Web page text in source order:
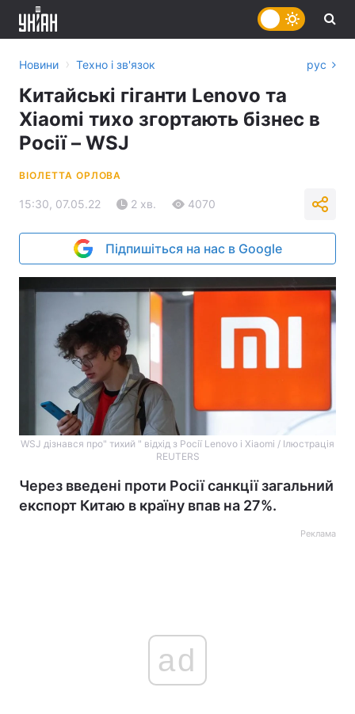
Новини › Техно і зв'язок рус
Китайські гіганти Lenovo та
Xiaomi тихо згортають бізнес в
Росії – WSJ
ВІОЛЕТТА ОРЛОВА
15:30, 07.05.22 2 хв. 4070
Підпишіться на нас в Google
WSJ дізнався про" тихий " відхід з Росії Lenovo і Xiaomi / Ілюстрація
REUTERS
Через введені проти Росії санкції загальний
експорт Китаю в країну впав на 27%.
Реклама
ad